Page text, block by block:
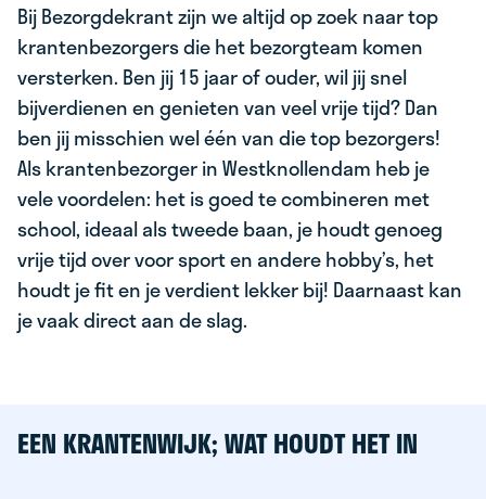
Bij Bezorgdekrant zijn we altijd op zoek naar top
krantenbezorgers die het bezorgteam komen
versterken. Ben jij 15 jaar of ouder, wil jij snel
bijverdienen en genieten van veel vrije tijd? Dan
ben jij misschien wel één van die top bezorgers!
Als krantenbezorger in Westknollendam heb je
vele voordelen: het is goed te combineren met
school, ideaal als tweede baan, je houdt genoeg
vrije tijd over voor sport en andere hobby’s, het
houdt je fit en je verdient lekker bij! Daarnaast kan
je vaak direct aan de slag.
EEN KRANTENWIJK; WAT HOUDT HET IN